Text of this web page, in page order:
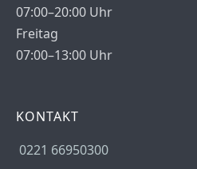
07:00–20:00 Uhr
Freitag
07:00–13:00 Uhr
KONTAKT
0221 66950300